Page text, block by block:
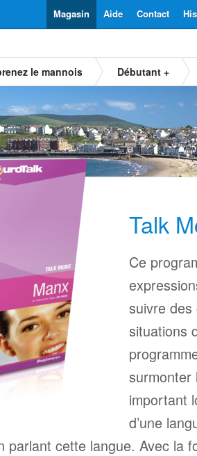
Contact
Aide
Magasin
le mannois Débutant +
Talk
Ce
suivre
situations
surmonter
important
d’une
parlant cette langue. Avec la